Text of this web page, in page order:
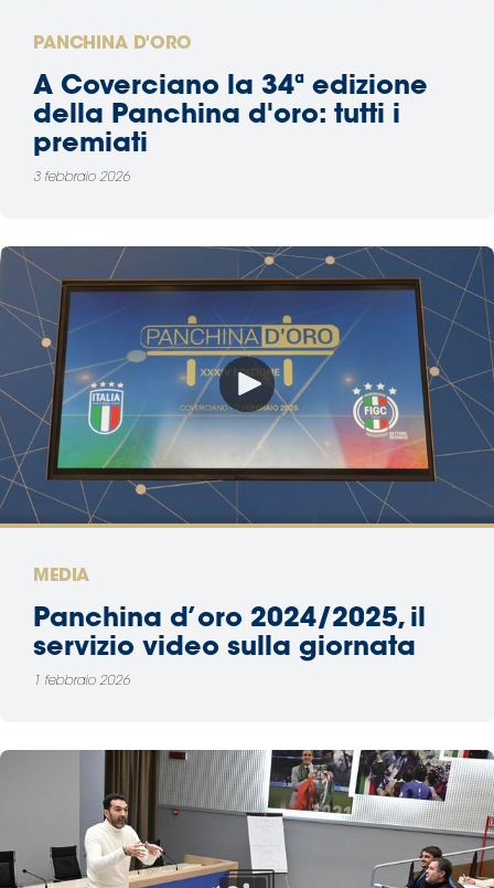
PANCHINA D'ORO
A Coverciano la 34ª edizione
della Panchina d'oro: tutti i
premiati
3 febbraio 2026
MEDIA
Panchina d’oro 2024/2025, il
servizio video sulla giornata
1 febbraio 2026